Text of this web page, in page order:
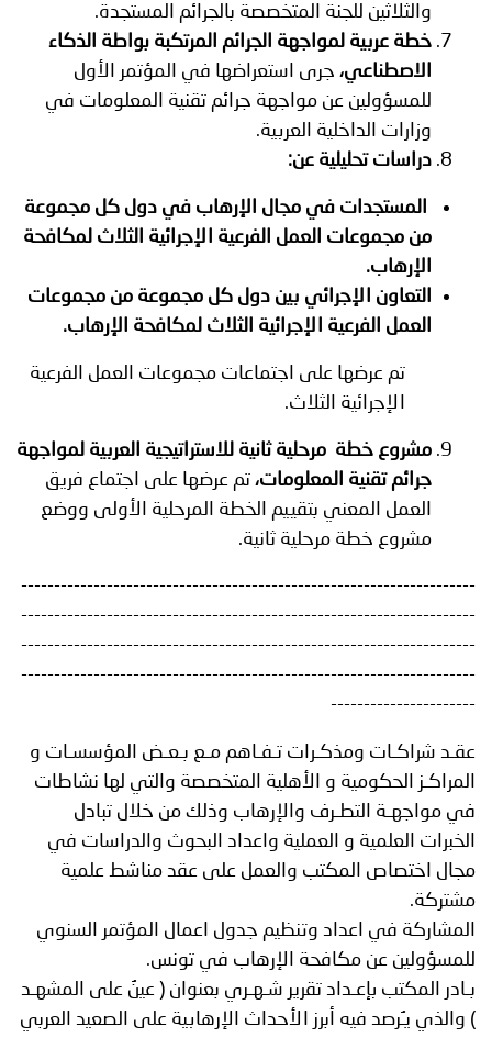
والثلاثين للجنة المتخصصة بالجرائم المستجدة.
خطة عربية لمواجهة الجرائم المرتكبة بواطة الذكاء
الاصطناعي، جرى استعراضها في المؤتمر الأول
للمسؤولين عن مواجهة جرائم تقنية المعلومات في
وزارات الداخلية العربية.
دراسات تحليلية عن:
المستجدات في مجال الإرهاب في دول كل مجموعة
من مجموعات العمل الفرعية الإجرائية الثلاث لمكافحة
الإرهاب.
التعاون الإجرائي بين دول كل مجموعة من مجموعات
العمل الفرعية الإجرائية الثلاث لمكافحة الإرهاب.
تم عرضها على اجتماعات مجموعات العمل الفرعية
الإجرائية الثلاث.
مشروع خطة مرحلية ثانية للاستراتيجية العربية لمواجهة
جرائم تقنية المعلومات، تم عرضها على اجتماع فريق
العمل المعني بتقييم الخطة المرحلية الأولى ووضع
مشروع خطة مرحلية ثانية.
---------------------------------------------------------------------
---------------------------------------------------------------------
---------------------------------------------------------------------
---------------------------------------------------------------------
----------------------
عقـد شراكـات ومذكـرات تـفـاهم مـع بـعـض المؤسسـات و
المراكـز الحكومية و الأهلية المتخصصة والتي لها نشاطات
في مواجهـة التطـرف والإرهاب وذلك من خلال تبادل
الخبرات العلمية و العملية واعداد البحوث والدراسات في
مجال اختصاص المكتب والعمل على عقد مناشط علمية
مشتركة.
المشاركة في اعداد وتنظيم جدول اعمال المؤتمر السنوي
للمسؤولين عن مكافحة الإرهاب في تونس.
بـادر المكتب بإعـداد تقرير شـهـري بعنوان ( عينُ على المشهـد
) والذي يـُرصد فيه أبرز الأحداث الإرهابية على الصعيد العربي